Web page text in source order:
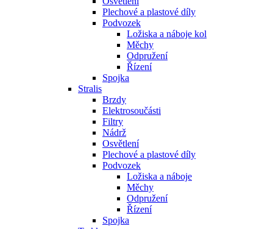
Plechové a plastové díly
Podvozek
Ložiska a náboje kol
Měchy
Odpružení
Řízení
Spojka
Stralis
Brzdy
Elektrosoučásti
Filtry
Nádrž
Osvětlení
Plechové a plastové díly
Podvozek
Ložiska a náboje
Měchy
Odpružení
Řízení
Spojka